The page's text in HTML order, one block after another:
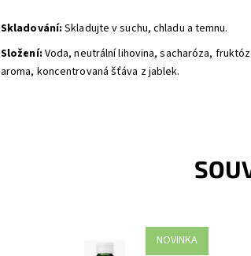
Skladování: Skladujte v suchu, chladu a temnu.
Složení: Voda, neutrální lihovina, sacharóza,
aroma, koncentrovaná šťáva z jablek.
NOVINKA